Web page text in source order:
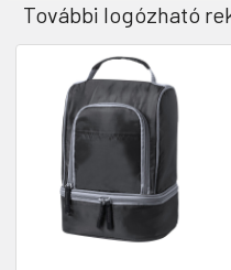
További logózható